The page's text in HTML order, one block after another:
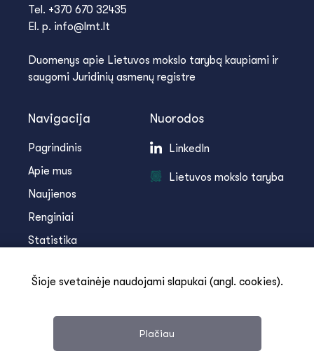
Tel. +370 670 32435
El. p. info@lmt.lt
Duomenys apie Lietuvos mokslo tarybą kaupiami ir
saugomi Juridinių asmenų registre
Navigacija
Pagrindinis
Apie mus
Naujienos
Renginiai
Statistika
Kontaktai
Nuorodos
LinkedIn
Lietuvos mokslo taryba
Šioje svetainėje naudojami slapukai (angl. cookies).
Plačiau